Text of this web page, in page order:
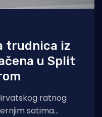
trudnica iz
u Split
ratnog
satima